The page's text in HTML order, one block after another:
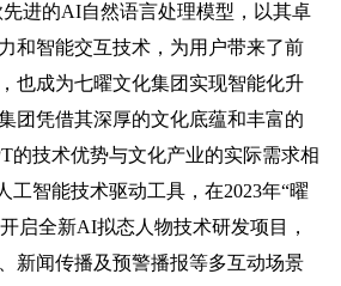
先进的AI自然语言处理模型，以其卓
和智能交互技术，为用户带来了前
也成为七曜文化集团实现智能化升
团凭借其深厚的文化底蕴和丰富的
的技术优势与文化产业的实际需求相
工智能技术驱动工具，在2023年“曜
启全新AI拟态人物技术研发项目，
新闻传播及预警播报等多互动场景